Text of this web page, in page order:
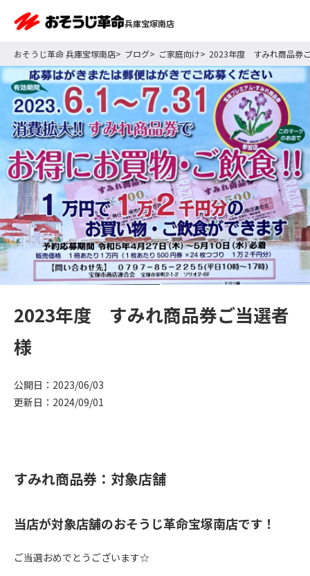
兵庫宝塚南店
おそうじ革命 兵庫宝塚南店 ブログ ご家庭向け 2023年度 すみれ商品券
2023年度 すみれ商品券ご当選者
様
公開日：2023/06/03
更新日：2024/09/01
すみれ商品券：対象店舗
当店が対象店舗のおそうじ革命宝塚南店です！
ご当選おめでとうございます☆